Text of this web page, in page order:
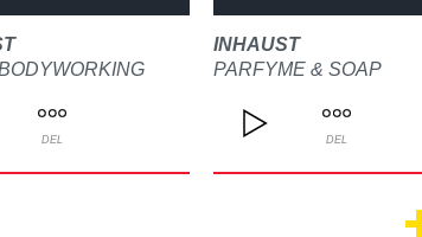
DEL
INHAUST
PARFYME & SOAP
DEL